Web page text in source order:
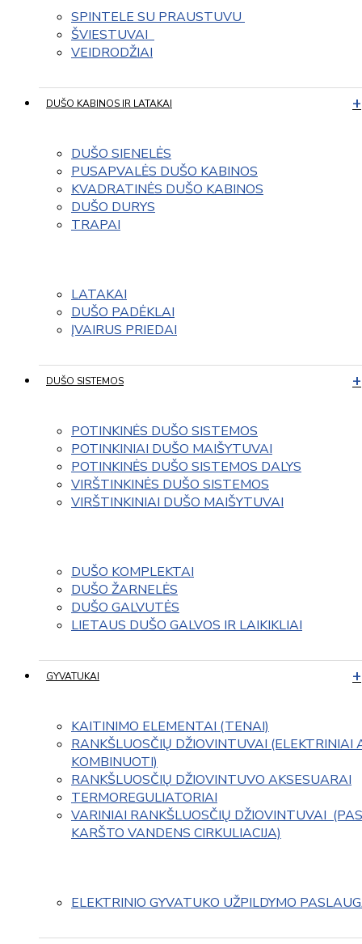
SPINTELE SU PRAUSTUVU
ŠVIESTUVAI
VEIDRODŽIAI
DUŠO KABINOS IR LATAKAI
DUŠO SIENELĖS
PUSAPVALĖS DUŠO KABINOS
KVADRATINĖS DUŠO KABINOS
DUŠO DURYS
TRAPAI
LATAKAI
DUŠO PADĖKLAI
ĮVAIRUS PRIEDAI
DUŠO SISTEMOS
POTINKINĖS DUŠO SISTEMOS
POTINKINIAI DUŠO MAIŠYTUVAI
POTINKINĖS DUŠO SISTEMOS DALYS
VIRŠTINKINĖS DUŠO SISTEMOS
VIRŠTINKINIAI DUŠO MAIŠYTUVAI
DUŠO KOMPLEKTAI
DUŠO ŽARNELĖS
DUŠO GALVUTĖS
LIETAUS DUŠO GALVOS IR LAIKIKLIAI
GYVATUKAI
KAITINIMO ELEMENTAI (TENAI)
RANKŠLUOSČIŲ DŽIOVINTUVAI (ELEKTRINIAI
KOMBINUOTI)
RANKŠLUOSČIŲ DŽIOVINTUVO AKSESUARAI
TERMOREGULIATORIAI
VARINIAI RANKŠLUOSČIŲ DŽIOVINTUVAI
KARŠTO VANDENS CIRKULIACIJA)
ELEKTRINIO GYVATUKO UŽPILDYMO